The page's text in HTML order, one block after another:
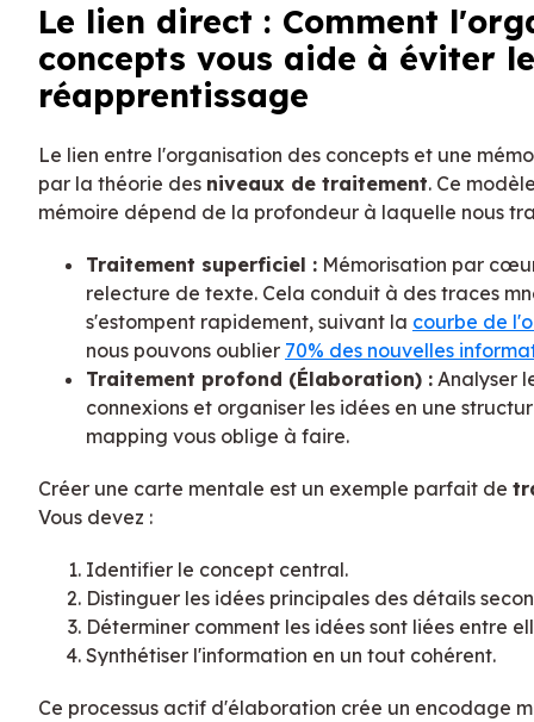
Le lien direct : Comment
concepts vous aide à éviter le
réapprentissage
Le lien entre l'organisation des concepts et une
par la théorie des niveaux de traitement. Ce
mémoire dépend de la profondeur à laquelle nous
Traitement superficiel : Mémorisation par
relecture de texte. Cela conduit à des traces
s'estompent rapidement, suivant la courbe de
nous pouvons oublier 70% des nouvelles
Traitement profond (Élaboration) : Analyser
connexions et organiser les idées en une
mapping vous oblige à faire.
Créer une carte mentale est un exemple parfait de
Vous devez :
Identifier le concept central.
Distinguer les idées principales des détails
Déterminer comment les idées sont liées entre
Synthétiser l'information en un tout cohérent.
Ce processus actif d'élaboration crée un encodage